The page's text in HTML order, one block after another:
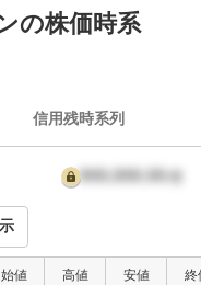
の株価時系
信用残時系列
999,999.99
始値 高値 安値 終